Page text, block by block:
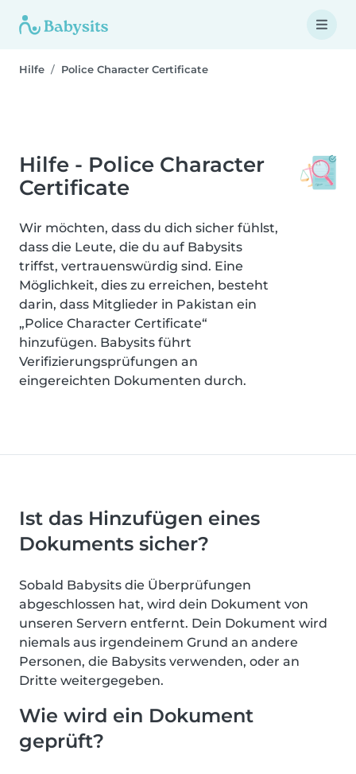
Hilfe Police Character Certificate
Hilfe - Police Character
Certificate
Wir möchten, dass du dich sicher fühlst,
dass die Leute, die du auf Babysits
triffst, vertrauenswürdig sind. Eine
Möglichkeit, dies zu erreichen, besteht
darin, dass Mitglieder in Pakistan ein
„Police Character Certificate“
hinzufügen. Babysits führt
Verifizierungsprüfungen an
eingereichten Dokumenten durch.
Ist das Hinzufügen eines
Dokuments sicher?
Sobald Babysits die Überprüfungen
abgeschlossen hat, wird dein Dokument von
unseren Servern entfernt. Dein Dokument wird
niemals aus irgendeinem Grund an andere
Personen, die Babysits verwenden, oder an
Dritte weitergegeben.
Wie wird ein Dokument
geprüft?